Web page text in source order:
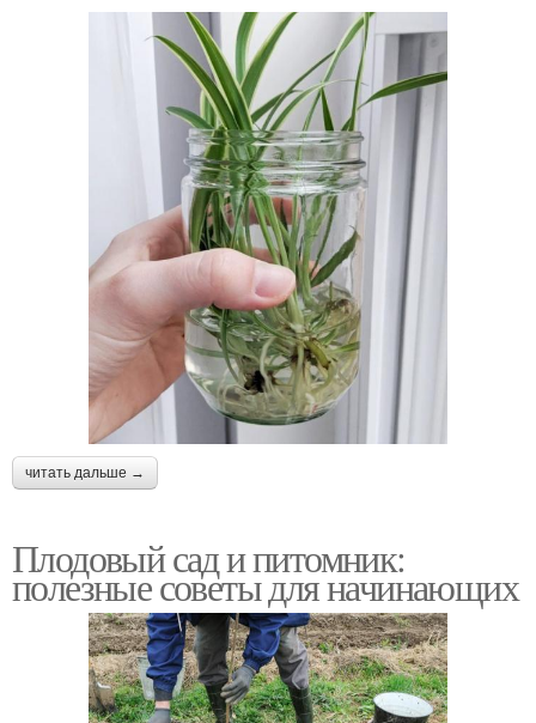
читать дальше →
Плодовый сад и питомник:
полезные советы для начинающих